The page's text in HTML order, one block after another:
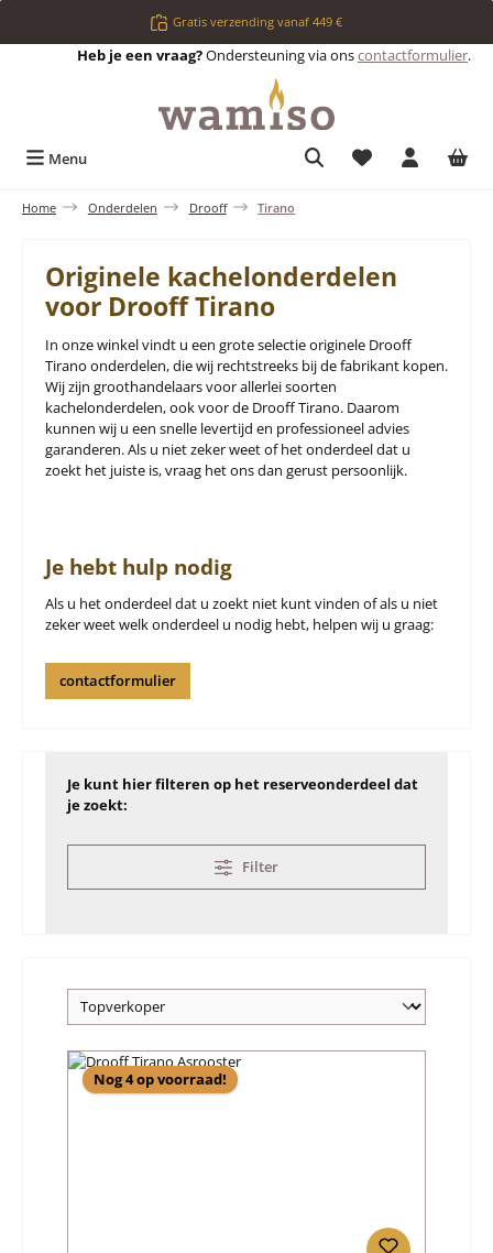
Ga naar de hoofdinhoudGratis verzending vanaf 449 €
Heb je een vraag?Ondersteuning via onscontactformulier.
Menu Je hebt 0 items
Home Onderdelen Drooff Tirano
Originele kachelonderdelen
voor Drooff Tirano
In onze winkel vindt u een grote selectie originele Drooff
Tirano onderdelen, die wij rechtstreeks bij de fabrikant kopen.
Wij zijn groothandelaars voor allerlei soorten
kachelonderdelen, ook voor de Drooff Tirano. Daarom
kunnen wij u een snelle levertijd en professioneel advies
garanderen. Als u niet zeker weet of het onderdeel dat u
zoekt het juiste is, vraag het ons dan gerust persoonlijk.
Je hebt hulp nodig
Als u het onderdeel dat u zoekt niet kunt vinden of als u niet
zeker weet welk onderdeel u nodig hebt, helpen wij u graag:
contactformulier
Je kunt hier filteren op het reserveonderdeel dat
je zoekt:
Filter
Nog 4 op voorraad!